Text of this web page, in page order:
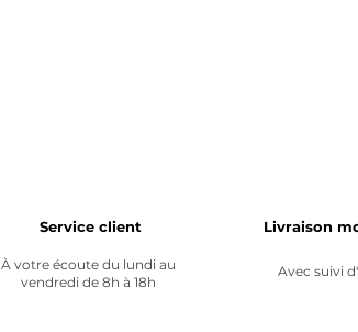
Service client
À votre écoute du lundi au
vendredi de 8h à 18h
Livraison
Avec suivi